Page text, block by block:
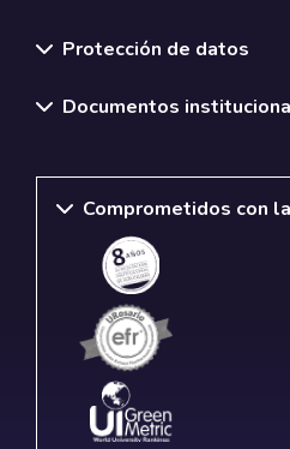
Protección de datos
Documentos
Comprometidos con